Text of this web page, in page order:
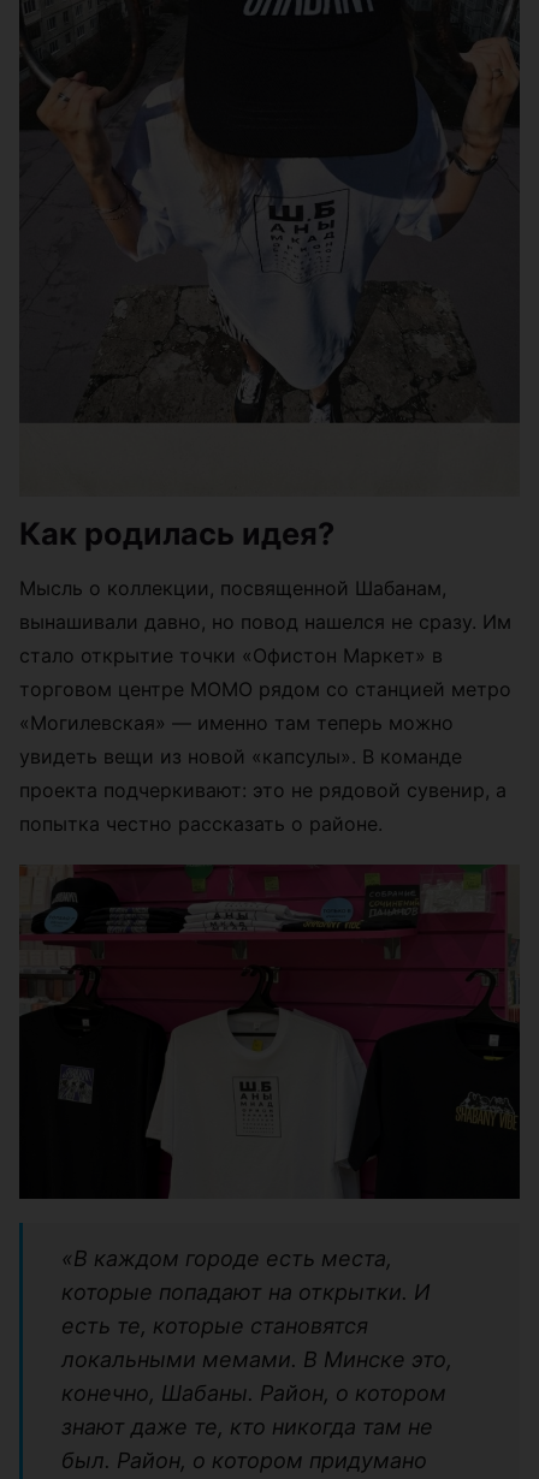
Как родилась идея?
Мысль о коллекции, посвященной Шабанам,
вынашивали давно, но повод нашелся не сразу. Им
стало открытие точки «Офистон Маркет» в
торговом центре МОМО рядом со станцией метро
«Могилевская» — именно там теперь можно
увидеть вещи из новой «капсулы». В команде
проекта подчеркивают: это не рядовой сувенир, а
попытка честно рассказать о районе.
«В каждом городе есть места,
которые попадают на открытки. И
есть те, которые становятся
локальными мемами. В Минске это,
конечно, Шабаны. Район, о котором
знают даже те, кто никогда там не
был. Район, о котором придумано